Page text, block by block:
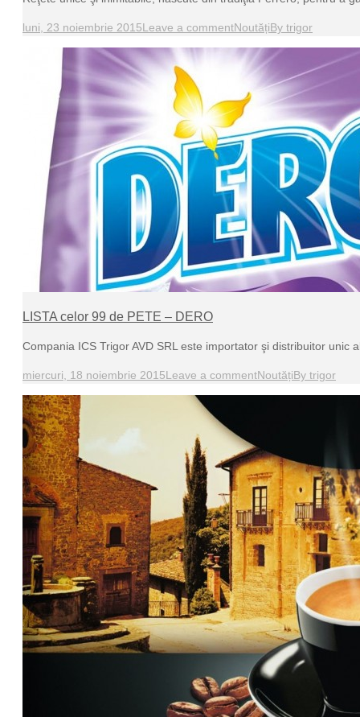
luni, 23 noiembrie 2015Leave a commentNoutățiBy trigor
LISTA celor 99 de PETE – DERO
Compania ICS Trigor AVD SRL este importator şi distribuitor
miercuri, 18 noiembrie 2015Leave a commentNoutățiBy trigor